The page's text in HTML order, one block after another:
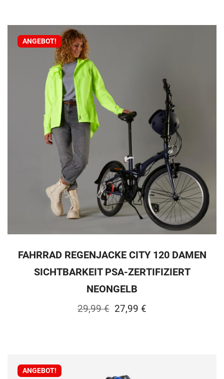
ANGEBOT!
FAHRRAD REGENJACKE CITY 120 DAMEN
SICHTBARKEIT PSA-ZERTIFIZIERT
NEONGELB
29,99€ Ursprünglicher
27,99 €
ANGEBOT!